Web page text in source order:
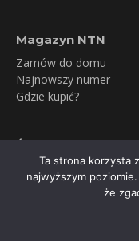
Magazyn NTN
Zamów do domu
Najnowszy numer
Gdzie kupić?
Śledź nas
YouTube
Facebook
Ta strona korzysta
najwyższym
że